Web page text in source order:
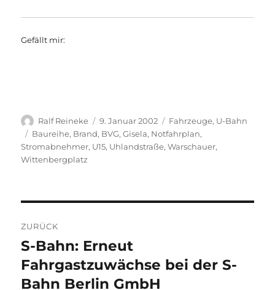
Gefällt mir:
Autor
Ralf Reineke
Veröffentlicht
am
9. Januar 2002 Kategorien
Fahrzeuge, U-Bahn
Schlagwörter
Baureihe, Brand, BVG,Gisela, Notfahrplan,
Stromabnehmer, U15, Uhlandstraße,Warschauer,
Wittenbergplatz
ZURÜCK
Vorheriger
Beitrag:
S-Bahn: Erneut
Fahrgastzuwächse bei der S-
Bahn Berlin GmbH